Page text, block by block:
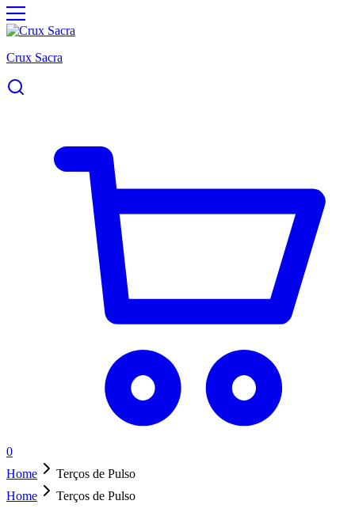
Crux Sacra
0
Home
Terços de Pulso
Home
Terços de Pulso